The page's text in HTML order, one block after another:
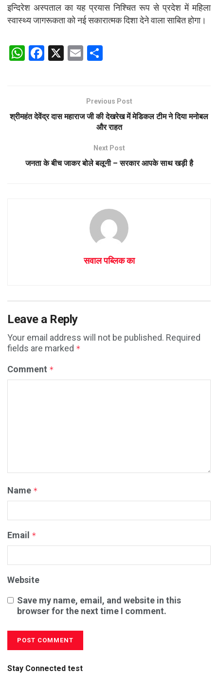
इन्दिरेश अस्पताल का यह प्रयास निश्चित रूप से प्रदेश में महिला
स्वास्थ्य जागरूकता को नई सकारात्मक दिशा देने वाला साबित होगा।
W
A
F
o
X
E
e
Previous Post
श्रीमहंत देवेंद्र दास महाराज जी की देखरेख में मेडिकल टीम ने दिया मनोबल
और राहत
Next Post
जनता के बीच जाकर बोले बलूनी – सरकार आपके साथ खड़ी है
सवाल पब्लिक का
Leave a Reply
Your email address will not be published. Required
fields are marked *
Comment *
Name *
Email *
Website
Save my name, email, and website in this
browser for the next time I comment.
Stay Connected test